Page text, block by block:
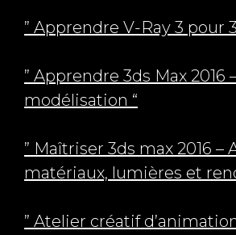
” Apprendre V-Ray 3 pour
” Apprendre 3ds Max 2016
modélisation “
” Maîtriser 3ds max 2016 –
matériaux, lumières et
” Atelier créatif